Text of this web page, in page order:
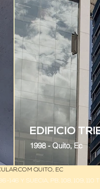
EDIFICIO
1998 - Quito, Ec
QUITO, EC
146 Y SUECIA, PB, 108, 109,